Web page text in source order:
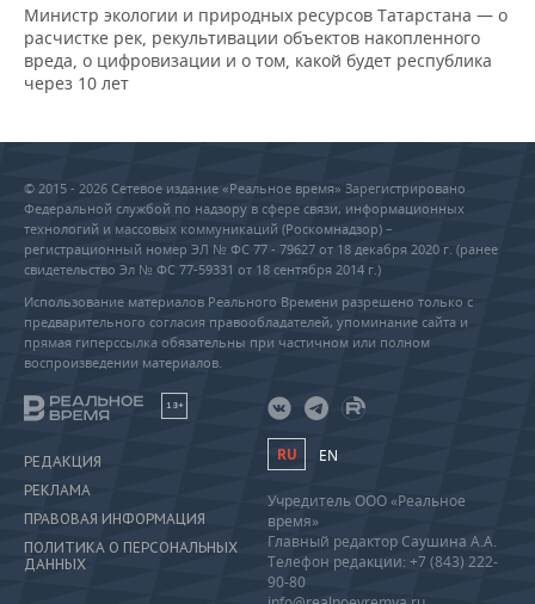
Министр экологии и природных ресурсов Татарстана — о
расчистке рек, рекультивации объектов накопленного
вреда, о цифровизации и о том, какой будет республика
через 10 лет
© 2015 - 2026 Сетевое издание «Реальное время» Зарегистрировано
Федеральной службой по надзору в сфере связи, информационных
технологий и массовых коммуникаций (Роскомнадзор) –
регистрационный номер ЭЛ № ФС 77 - 79627 от 18 декабря 2020 г. (ранее
свидетельство Эл № ФС 77-59331 от 18 сентября 2014 г.)
Использование материалов Реального Времени разрешено только с
предварительного согласия правообладателей, упоминание сайта и
прямая гиперссылка обязательны при частичном или полном
воспроизведении материалов.
18+
РЕДАКЦИЯ
РЕКЛАМА
ПРАВОВАЯ ИНФОРМАЦИЯ
ПОЛИТИКА О ПЕРСОНАЛЬНЫХ
ДАННЫХ
RU EN
Учредитель ООО «Реальное
время»
Главный редактор Саушина А.А.
Телефон редакции: +7 (843) 222-
90-80